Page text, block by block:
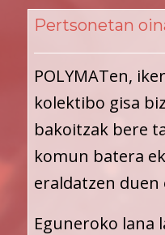
Pertsonetan
POLYMATen,
kolektibo gisa
bakoitzak bere
komun batera
eraldatzen duen
Eguneroko lana